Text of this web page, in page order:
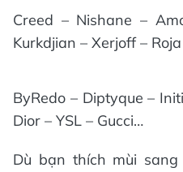
Creed – Nishane –
Kurkdjian – Xerjoff –
ByRedo – Diptyque –
Dior – YSL – Gucci…
Dù bạn thích mùi